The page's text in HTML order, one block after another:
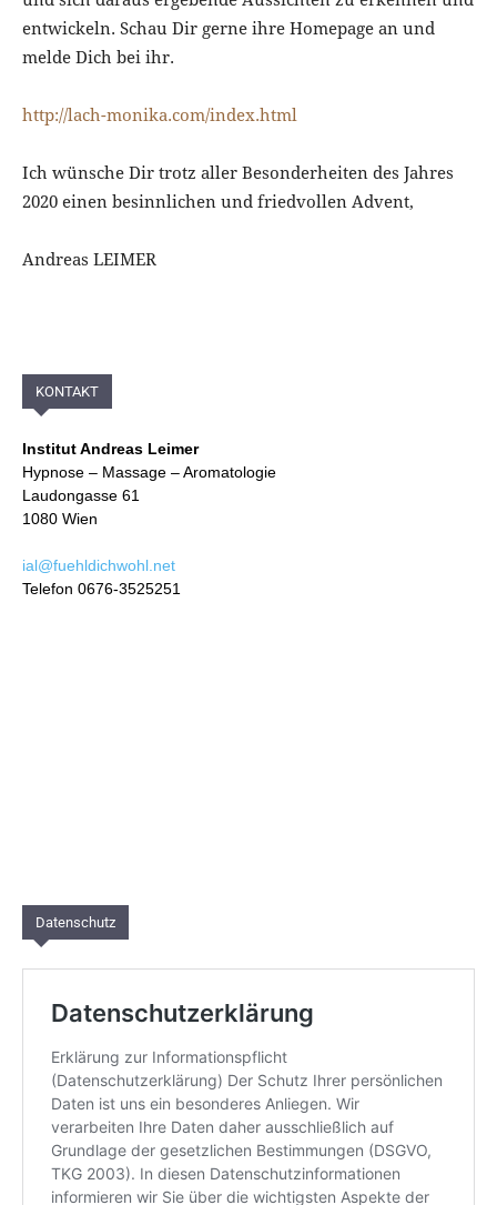
entwickeln. Schau Dir gerne ihre Homepage an und
melde Dich bei ihr.
http://lach-monika.com/index.html
Ich wünsche Dir trotz aller Besonderheiten des Jahres
2020 einen besinnlichen und friedvollen Advent,
Andreas LEIMER
KONTAKT
Institut Andreas Leimer
Hypnose – Massage – Aromatologie
Laudongasse 61
1080 Wien
ial@fuehldichwohl.net
Telefon 0676-3525251
Datenschutz